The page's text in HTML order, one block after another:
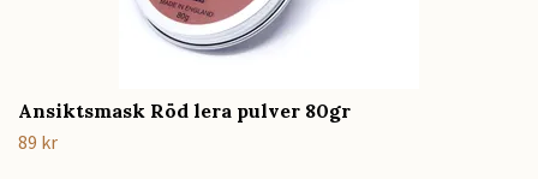
Ansiktsmask Röd lera pulver 80gr
89 kr